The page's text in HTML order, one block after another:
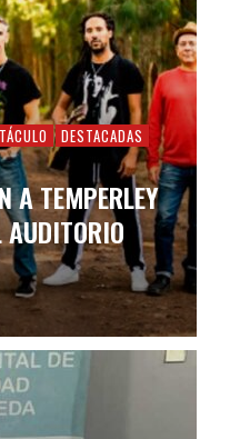
DESTACADAS
A TEMPERLEY
AUDITORIO